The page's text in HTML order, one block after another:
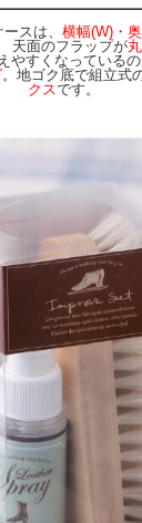
スは、 横幅(W)・
天面のフラップが
やすくなっている
。地ゴク底で組立式
クスです。